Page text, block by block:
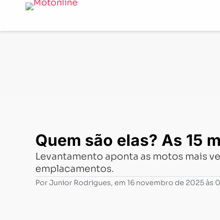
Quem são elas? As 15 motos
Quem são elas? As 15
Levantamento aponta as motos mais
emplacamentos.
PorJunior Rodrigues, em 16 novembro de 2025 às